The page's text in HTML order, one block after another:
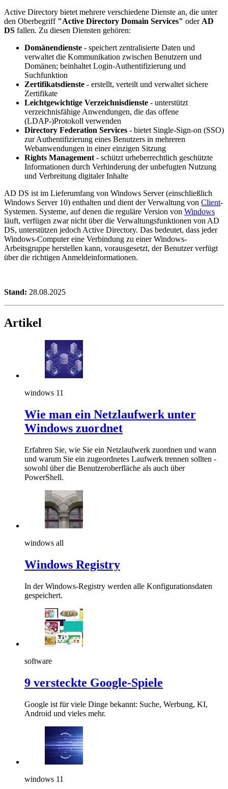
Active Directory bietet mehrere verschiedene Dienste an, die unter
den Oberbegriff "Active Directory Domain Services" oder AD
DS fallen. Zu diesen Diensten gehören:
Domänendienste - speichert zentralisierte Daten und
verwaltet die Kommunikation zwischen Benutzern und
Domänen; beinhaltet Login-Authentifizierung und
Suchfunktion
Zertifikatsdienste - erstellt, verteilt und verwaltet sichere
Zertifikate
Leichtgewichtige Verzeichnisdienste - unterstützt
verzeichnisfähige Anwendungen, die das offene
(LDAP-)Protokoll verwenden
Directory Federation Services - bietet Single-Sign-on (SSO)
zur Authentifizierung eines Benutzers in mehreren
Webanwendungen in einer einzigen Sitzung
Rights Management - schützt urheberrechtlich geschützte
Informationen durch Verhinderung der unbefugten Nutzung
und Verbreitung digitaler Inhalte
AD DS ist im Lieferumfang von Windows Server (einschließlich
Windows Server 10) enthalten und dient der Verwaltung von Client-
Systemen. Systeme, auf denen die reguläre Version von Windows
läuft, verfügen zwar nicht über die Verwaltungsfunktionen von AD
DS, unterstützen jedoch Active Directory. Das bedeutet, dass jeder
Windows-Computer eine Verbindung zu einer Windows-
Arbeitsgruppe herstellen kann, vorausgesetzt, der Benutzer verfügt
über die richtigen Anmeldeinformationen.
Stand: 28.08.2025
Artikel
windows 11
Wie man ein Netzlaufwerk unter
Windows zuordnet
Erfahren Sie, wie Sie ein Netzlaufwerk zuordnen und wann
und warum Sie ein zugeordnetes Laufwerk trennen sollten -
sowohl über die Benutzeroberfläche als auch über
PowerShell.
windows all
Windows Registry
In der Windows-Registry werden alle Konfigurationsdaten
gespeichert.
software
9 versteckte Google-Spiele
Google ist für viele Dinge bekannt: Suche, Werbung, KI,
Android und vieles mehr.
windows 11